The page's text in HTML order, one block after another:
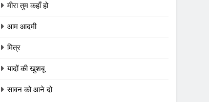
मीरा तुम कहाँ हो
आम आदमी
मित्र
यादों की खुशबू
सावन को आने दो